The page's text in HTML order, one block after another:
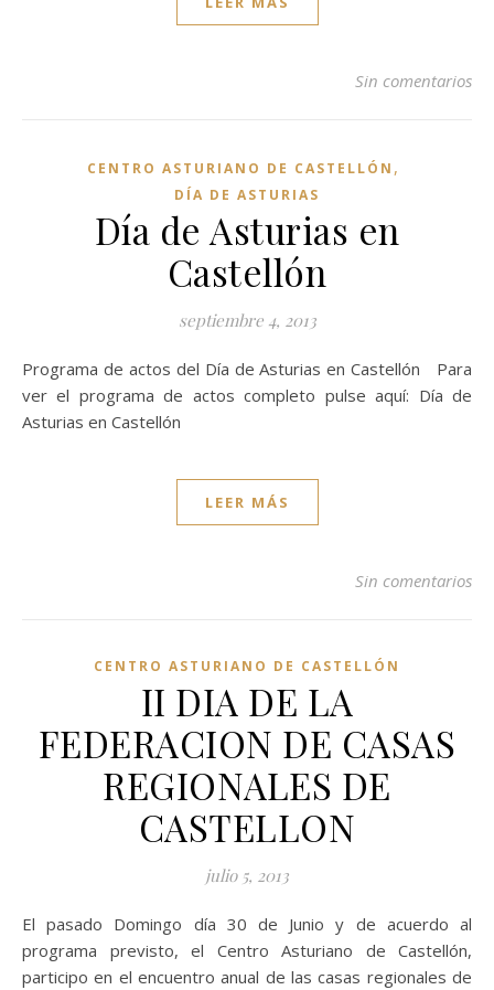
Sin comentarios
CENTRO ASTURIANO DE CASTELLÓN ,
DÍA DE ASTURIAS
Día de Asturias en
Castellón
septiembre 4, 2013
Programa de actos del Día de Asturias en Castellón Para
ver el programa de actos completo pulse aquí: Día de
Asturias en Castellón
LEER MÁS
Sin comentarios
CENTRO ASTURIANO DE CASTELLÓN
II DIA DE LA
FEDERACION DE CASAS
REGIONALES DE
CASTELLON
julio 5, 2013
El pasado Domingo día 30 de Junio y de acuerdo al
programa previsto, el Centro Asturiano de Castellón,
participo en el encuentro anual de las casas regionales de